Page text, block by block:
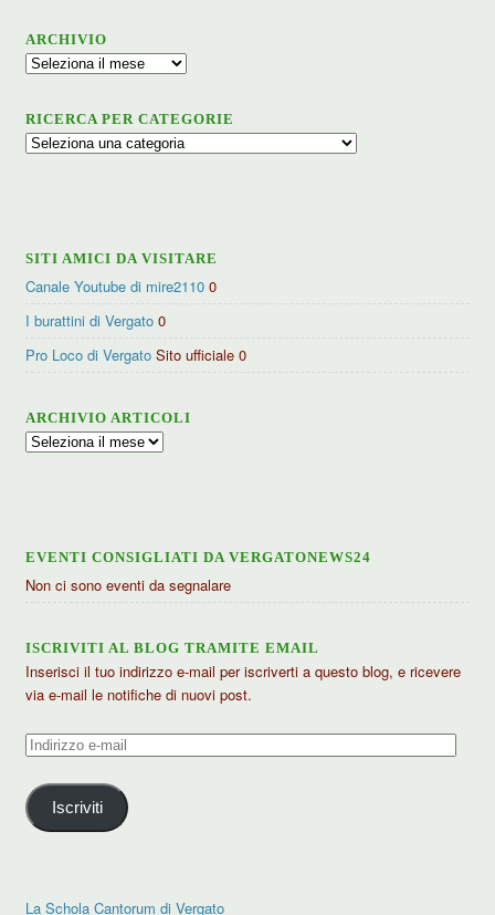
ARCHIVIO
Archivio
RICERCA PER CATEGORIE
Ricerca
SITI AMICI DA VISITARE
Canale Youtube di mire2110 0
I burattini di Vergato 0
Pro Loco di Vergato Sito ufficiale 0
ARCHIVIO ARTICOLI
Archivio
EVENTI CONSIGLIATI DA VERGATONEWS24
Non ci sono eventi da segnalare
ISCRIVITI AL BLOG TRAMITE EMAIL
Inserisci il tuo indirizzo e-mail per iscriverti a questo blog, e ricevere
via e-mail le notifiche di nuovi post.
Indirizzo
mail
Iscriviti
La Schola Cantorum di Vergato